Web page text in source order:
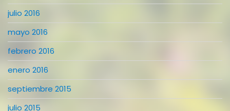
julio 2016
mayo 2016
febrero 2016
enero 2016
septiembre 2015
julio 2015